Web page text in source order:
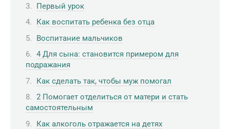
Первый урок
Как воспитать ребенка без отца
Воспитание мальчиков
4 Для сына: становится примером для
подражания
Как сделать так, чтобы муж помогал
2 Помогает отделиться от матери и стать
самостоятельным
Как алкоголь отражается на детях